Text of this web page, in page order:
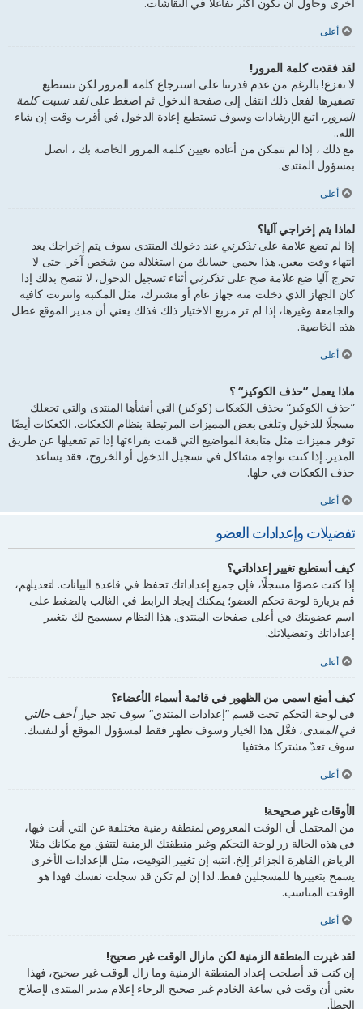
أعلى
لقد فقدت كلمة المرور!
لا تفزع! بالرغم من عدم قدرتنا على استرجاع كلمة المرور لكن نستطيع
تصفيرها. لفعل ذلك انتقل إلى صفحة الدخول ثم اضغط علىلقد نسيت كلمة
المرور ، اتبع الإرشادات وسوف تستطيع إعادة الدخول في أقرب وقت إن شاء
الله..
مع ذلك ، إذا لم تتمكن من أعاده تعيين كلمه المرور الخاصة بك ، اتصل
بمسؤول المنتدى.
أعلى
لماذا يتم إخراجي آليا؟
إذا لم تضع علامة علىتذكرني عند دخولك المنتدى سوف يتم إخراجك بعد
انتهاء وقت معين. هذا يحمي حسابك من استغلاله من شخص آخر. حتى لا
تخرج آليا ضع علامة صح علىتذكرني أثناء تسجيل الدخول، لا ننصح بذلك إذا
كان الجهاز الذي دخلت منه جهاز عام أو مشترك، مثل المكتبة وانترنت كافيه
والجامعة وغيرها، إذا لم تر مربع الاختيار ذلك فذلك يعني أن مدير الموقع عطل
هذه الخاصية.
أعلى
ماذا يعمل ”حذف الكوكيز“ ؟
”حذف الكوكيز“ يحذف الكعكات (كوكيز) التي أنشأها المنتدى والتي تجعلك
مسجلًا للدخول وتلغي بعض المميزات المرتبطة بنظام الكعكات. الكعكات أيضًا
توفر مميزات مثل متابعة المواضيع التي قمت بقراءتها إذا تم تفعيلها عن طريق
المدير. إذا كنت تواجه مشاكل في تسجيل الدخول أو الخروج، فقد يساعد
حذف الكعكات في حلها.
أعلى
تفضيلات وإعدادات العضو
كيف أستطيع تغيير إعداداتي؟
إذا كنت عضوًا مسجلًا، فإن جميع إعداداتك تحفظ في قاعدة البيانات. لتعديلهم،
قم بزيارة لوحة تحكم العضو؛ يمكنك إيجاد الرابط في الغالب بالضغط على
اسم عضويتك في أعلى صفحات المنتدى. هذا النظام سيسمح لك بتغيير
إعداداتك وتفضيلاتك.
أعلى
كيف أمنع اسمي من الظهور في قائمة أسماء الأعضاء؟
في لوحة التحكم تحت قسم ”إعدادات المنتدى“ سوف تجد خيارأخف حالتي
في المنتدى، فعَّل هذا الخيار وسوف تظهر فقط لمسؤول الموقع أو لنفسك.
سوف تعدّ مشتركا مختفيا.
أعلى
الأوقات غير صحيحة!
من المحتمل أن الوقت المعروض لمنطقة زمنية مختلفة عن التي أنت فيها،
في هذه الحالة زر لوحة التحكم وغير منطقتك الزمنية لتتفق مع مكانك مثلا
الرياض القاهرة الجزائر إلخ. انتبه إن تغيير التوقيت، مثل الإعدادات الأخرى
يسمح بتغييرها للمسجلين فقط. لذا إن لم تكن قد سجلت نفسك فهذا هو
الوقت المناسب.
أعلى
لقد غيرت المنطقة الزمنية لكن مازال الوقت غير صحيح!
إن كنت قد أصلحت إعداد المنطقة الزمنية وما زال الوقت غير صحيح، فهذا
يعني أن وقت في ساعة الخادم غير صحيح الرجاء إعلام مدير المنتدى لإصلاح
الخطأ.